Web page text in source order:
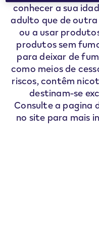
conhecer a sua
adulto que de
ou a usar
produtos sem
para deixar de
como meios de
riscos, contêm
destinam-se
Consulte a
no site para mais